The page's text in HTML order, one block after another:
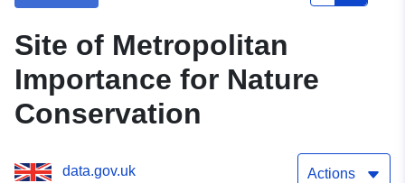
Site of Metropolitan
Importance for Nature
Conservation
data.gov.uk Actions